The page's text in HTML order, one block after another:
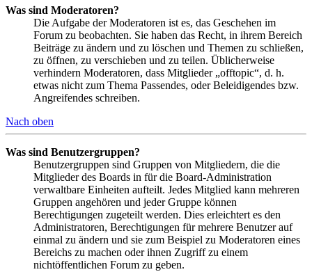
Was sind Moderatoren?
Die Aufgabe der Moderatoren ist es, das Geschehen im
Forum zu beobachten. Sie haben das Recht, in ihrem Bereich
Beiträge zu ändern und zu löschen und Themen zu schließen,
zu öffnen, zu verschieben und zu teilen. Üblicherweise
verhindern Moderatoren, dass Mitglieder „offtopic“, d. h.
etwas nicht zum Thema Passendes, oder Beleidigendes bzw.
Angreifendes schreiben.
Nach oben
Was sind Benutzergruppen?
Benutzergruppen sind Gruppen von Mitgliedern, die die
Mitglieder des Boards in für die Board-Administration
verwaltbare Einheiten aufteilt. Jedes Mitglied kann mehreren
Gruppen angehören und jeder Gruppe können
Berechtigungen zugeteilt werden. Dies erleichtert es den
Administratoren, Berechtigungen für mehrere Benutzer auf
einmal zu ändern und sie zum Beispiel zu Moderatoren eines
Bereichs zu machen oder ihnen Zugriff zu einem
nichtöffentlichen Forum zu geben.